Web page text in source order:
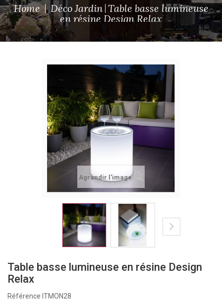
Home Déco Jardin Table basse lumineuse
en résine Design Relax
Agrandir l'image
Table basse lumineuse en résine Design
Relax
Référence ITMON28